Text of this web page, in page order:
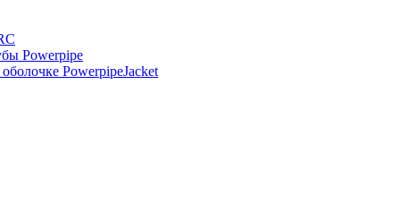
Powerpipe
PowerpipeJacket